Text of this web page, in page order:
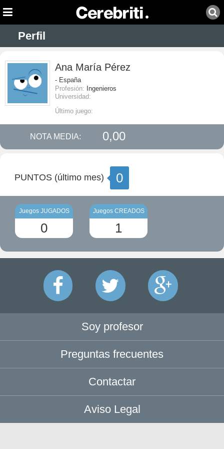
Perfil
Ana María Pérez
- España
Profesión: Ingenieros
Universidad:
Último juego:
NOTA MEDIA: 0,00
PUNTOS (último mes) 0
Juegos JUGADOS
0
Juegos CREADOS
1
Soy profesor
Preguntas frecuentes
Contactar
Aviso Legal